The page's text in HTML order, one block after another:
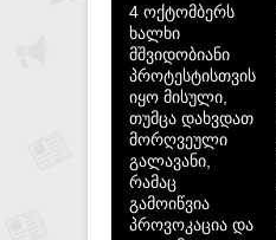
4 ოქტომბერს
ხალხი
მშვიდობიანი
პროტესტისთვის
იყო მისული,
თუმცა დახვდათ
მორღვეული
გალავანი,
რამაც
გამოიწვია
პროვოკაცია და